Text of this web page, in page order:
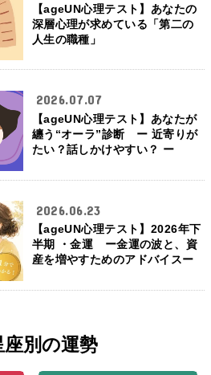
【ageUN心理テスト】あなたの
深層心理が求めている「第二の
人生の職種」
2026.07.07
【ageUN心理テスト】あなたが
纏う“オーラ”診断 ー 近寄りが
たい？話しかけやすい？ ー
2026.06.23
【ageUN心理テスト】2026年下
半期 ・金運 ー金運の波と、資
産を増やすためのアドバイスー
座別の運勢